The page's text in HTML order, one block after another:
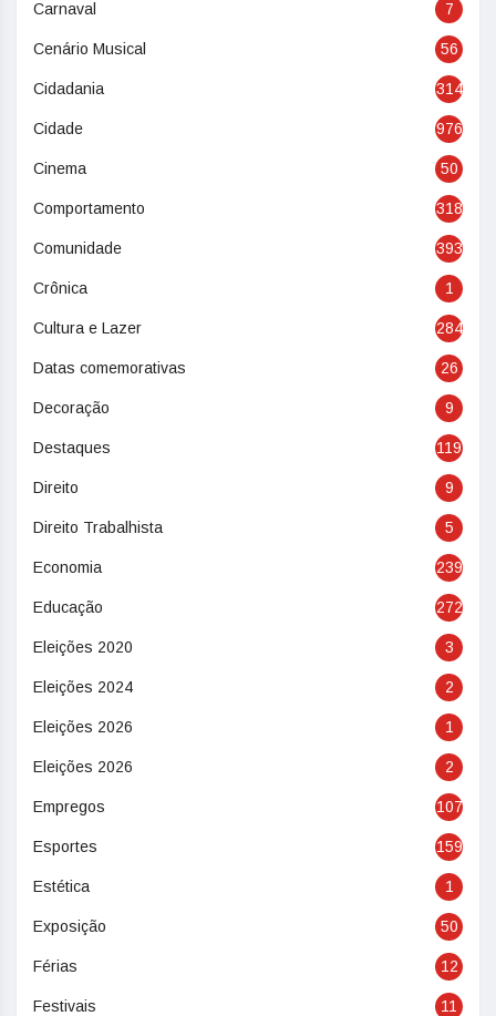
Carnaval 7
Cenário Musical 56
Cidadania 314
Cidade 976
Cinema 50
Comportamento 318
Comunidade 393
Crônica 1
Cultura e Lazer 284
Datas comemorativas 26
Decoração 9
Destaques 119
Direito 9
Direito Trabalhista 5
Economia 239
Educação 272
Eleições 2020 3
Eleições 2024 2
Eleições 2026 1
Eleições 2026 2
Empregos 107
Esportes 159
Estética 1
Exposição 50
Férias 12
Festivais 11